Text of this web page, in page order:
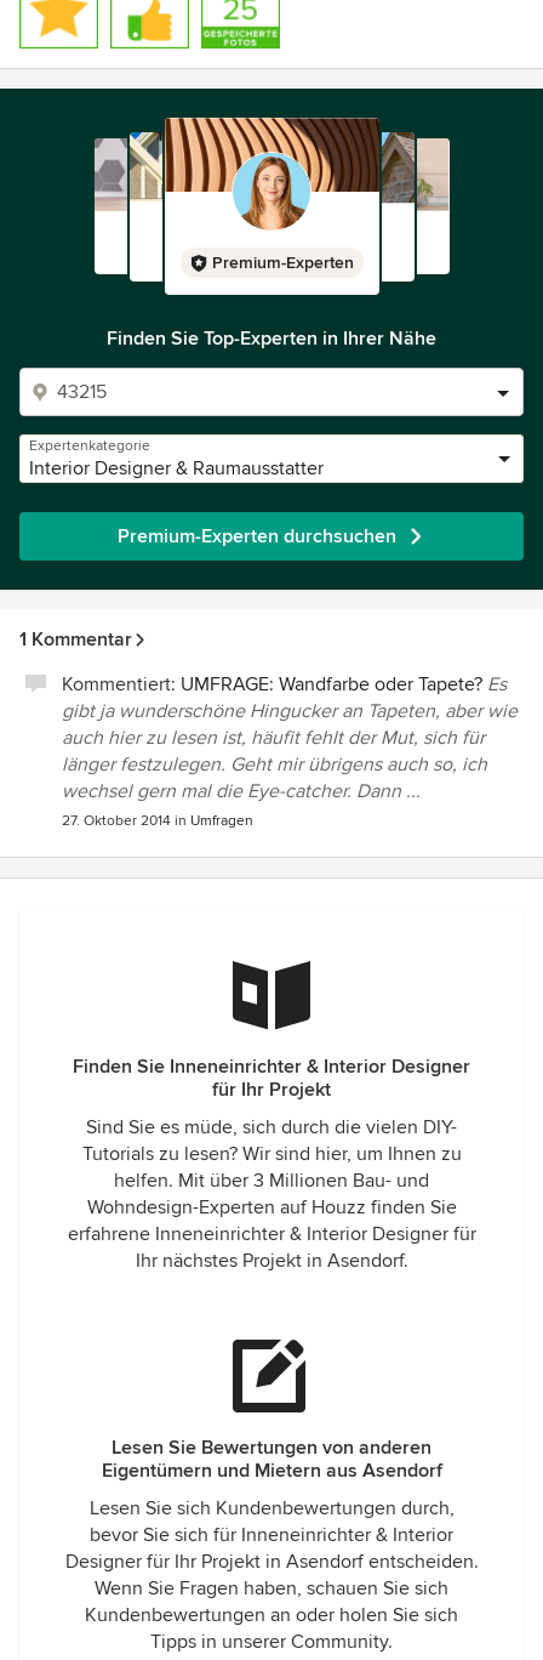
Premium-Experten
Finden Sie Top-Experten in Ihrer Nähe
Expertenkategorie
Interior Designer & Raumausstatter
Premium-Experten durchsuchen
1 Kommentar
Kommentiert: UMFRAGE: Wandfarbe oder Tapete? Es
gibt ja wunderschöne Hingucker an Tapeten, aber wie
auch hier zu lesen ist, häufit fehlt der Mut, sich für
länger festzulegen. Geht mir übrigens auch so, ich
wechsel gern mal die Eye-catcher. Dann ...
27. Oktober 2014 in Umfragen
Finden Sie Inneneinrichter & Interior Designer
für Ihr Projekt
Sind Sie es müde, sich durch die vielen DIY-
Tutorials zu lesen? Wir sind hier, um Ihnen zu
helfen. Mit über 3 Millionen Bau- und
Wohndesign-Experten auf Houzz finden Sie
erfahrene Inneneinrichter & Interior Designer für
Ihr nächstes Projekt in Asendorf.
Lesen Sie Bewertungen von anderen
Eigentümern und Mietern aus Asendorf
Lesen Sie sich Kundenbewertungen durch,
bevor Sie sich für Inneneinrichter & Interior
Designer für Ihr Projekt in Asendorf entscheiden.
Wenn Sie Fragen haben, schauen Sie sich
Kundenbewertungen an oder holen Sie sich
Tipps in unserer Community.